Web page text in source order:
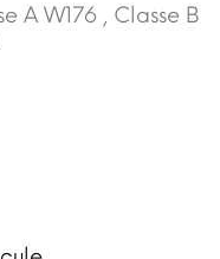
A W176 , Classe B